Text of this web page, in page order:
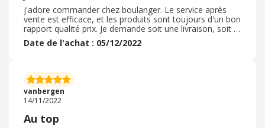
j'adore commander chez boulanger. Le service après
vente est efficace, et les produits sont toujours d'un bon
rapport qualité prix. Je demande soit une livraison, soit je
retire mes produits en magasin avec une facilité et une
rapidité à toute épreuve. Le site est très facile d'acces et
réponses. Le site est mis à jour régulièrement, et c'est
très appréciable. Je recommande vivement ce site et ces
magasins toujours bien achalandé.
Date de l'achat : 05/12/2022
vanbergen
14/11/2022
Au top